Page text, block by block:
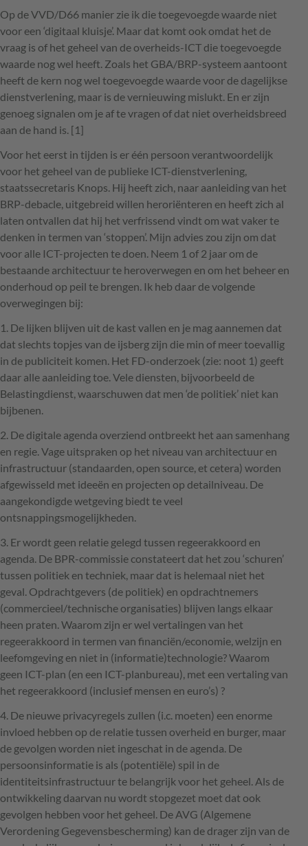
Op deVVD/D66 manier zie ik die toegevoegde waarde niet
voor een ‘digitaal kluisje’. Maar dat komt ook omdat het de
vraag is of het geheel van de overheids-ICT die toegevoegde
waarde nog wel heeft. Zoals het GBA/BRP-systeem aantoont
heeft de kern nog wel toegevoegde waarde voor de dagelijkse
dienstverlening, maar is de vernieuwing mislukt. En er zijn
genoeg signalen om je af te vragen of dat niet overheidsbreed
aan de hand is. [1]
Voor het eerst in tijden is er één persoon verantwoordelijk
voor het geheel van de publieke ICT-dienstverlening,
staatssecretaris Knops. Hij heeft zich, naar aanleiding van het
BRP-debacle, uitgebreid willen heroriënteren en heeft zich al
laten ontvallen dat hij het verfrissend vindt om wat vaker te
denken in termen van ‘stoppen’. Mijn advies zou zijn om dat
voor alle ICT-projecten te doen. Neem 1 of 2 jaar om de
bestaande architectuur te heroverwegen en om het beheer en
onderhoud op peil te brengen. Ik heb daar de volgende
overwegingen bij:
1. De lijken blijven uit de kast vallen en je mag aannemen dat
dat slechts topjes van de ijsberg zijn die min of meer toevallig
in de publiciteit komen. Het FD-onderzoek (zie: noot 1) geeft
daar alle aanleiding toe. Vele diensten, bijvoorbeeld de
Belastingdienst, waarschuwen dat men ‘de politiek’ niet kan
bijbenen.
2. De digitale agenda overziend ontbreekt het aan samenhang
en regie. Vage uitspraken op het niveau van architectuur en
infrastructuur (standaarden, open source, et cetera) worden
afgewisseld met ideeën en projecten op detailniveau. De
aangekondigde wetgeving biedt te veel
ontsnappingsmogelijkheden.
3. Er wordt geen relatie gelegd tussen regeerakkoord en
agenda. De BPR-commissie constateert dat het zou ‘schuren’
tussen politiek en techniek, maar dat is helemaal niet het
geval. Opdrachtgevers (de politiek) en opdrachtnemers
(commercieel/technische organisaties) blijven langs elkaar
heen praten. Waarom zijn er wel vertalingen van het
regeerakkoord in termen van financiën/economie, welzijn en
leefomgeving en niet in (informatie)technologie? Waarom
geen ICT-plan (en een ICT-planbureau), met een vertaling van
het regeerakkoord (inclusief mensen en euro’s) ?
4. De nieuwe privacyregels zullen (i.c. moeten) een enorme
invloed hebben op de relatie tussen overheid en burger, maar
de gevolgen worden niet ingeschat in de agenda. De
persoonsinformatie is als (potentiële) spil in de
identiteitsinfrastructuur te belangrijk voor het geheel. Als de
ontwikkeling daarvan nu wordt stopgezet moet dat ook
gevolgen hebben voor het geheel. De AVG (Algemene
Verordening Gegevensbescherming) kan de drager zijn van de